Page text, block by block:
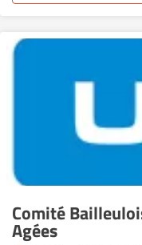
Comité
Agées